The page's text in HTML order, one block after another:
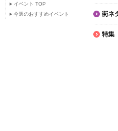
イベント TOP
今週のおすすめイベント